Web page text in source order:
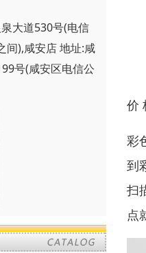
大道530号(电信
间),咸安店 地址:咸
号(咸安区电信公
价
彩
到
扫
点